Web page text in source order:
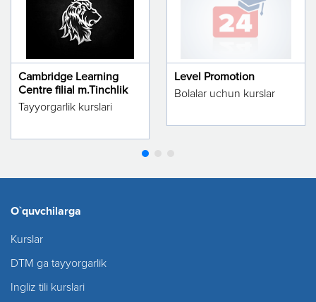
Cambridge Learning
Centre filial m.Tinchlik
Tayyorgarlik kurslari
Level Promotion
Bolalar uchun kurslar
O`quvchilarga
Kurslar
DTM ga tayyorgarlik
Ingliz tili kurslari